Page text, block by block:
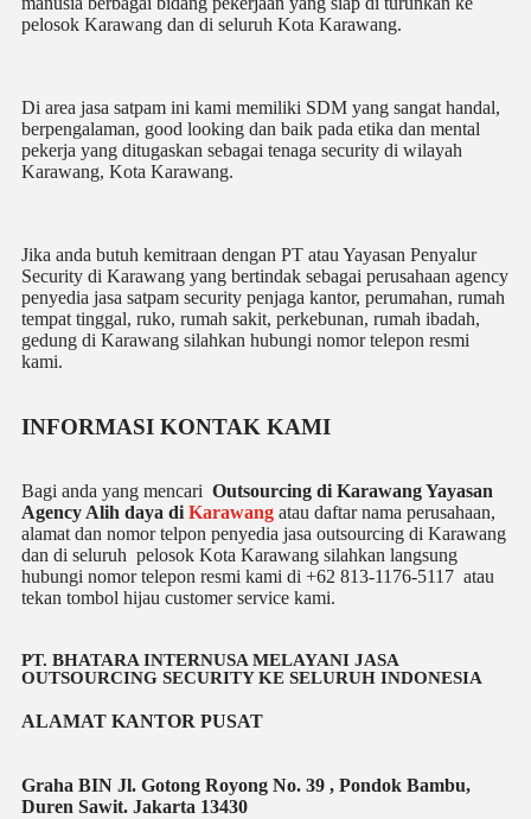
pelosok Karawang dan di seluruh Kota Karawang.
Di area jasa satpam ini kami memiliki SDM yang sangat handal,
berpengalaman, good looking dan baik pada etika dan mental
pekerja yang ditugaskan sebagai tenaga security di wilayah
Karawang, Kota Karawang.
Jika anda butuh kemitraan dengan PT atau Yayasan Penyalur
Security di Karawang yang bertindak sebagai perusahaan agency
penyedia jasa satpam security penjaga kantor, perumahan, rumah
tempat tinggal, ruko, rumah sakit, perkebunan, rumah ibadah,
gedung di Karawang silahkan hubungi nomor telepon resmi
kami.
INFORMASI KONTAK KAMI
Bagi anda yang mencari Outsourcing di Karawang Yayasan
Agency Alih daya di Karawang atau daftar nama perusahaan,
alamat dan nomor telpon penyedia jasa outsourcing di Karawang
dan di seluruh pelosok Kota Karawang silahkan langsung
hubungi nomor telepon resmi kami di +62 813-1176-5117 atau
tekan tombol hijau customer service kami.
PT. BHATARA INTERNUSA MELAYANI JASA
OUTSOURCING SECURITY KE SELURUH INDONESIA
ALAMAT KANTOR PUSAT
Graha BIN Jl. Gotong Royong No. 39 , Pondok Bambu,
Duren Sawit. Jakarta 13430